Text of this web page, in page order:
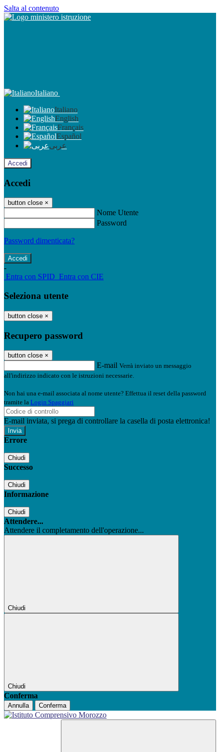
Salta al contenuto
Italiano
Italiano
English
Français
Español
عربى
Accedi
Accedi
button close ×
Nome Utente
Password
Password dimenticata?
-
Entra con SPID Entra con CIE
Seleziona utente
button close ×
Recupero password
button close ×
E-mail Verrà inviato un messaggio
all'indirizzo indicato con le istruzioni necessarie.
Non hai una e-mail associata al nome utente? Effettua il reset della password
tramite la Login Spaggiari
E-mail inviata, si prega di controllare la casella di posta elettronica!
Errore
Chiudi
Successo
Chiudi
Informazione
Chiudi
Attendere...
Attendere il completamento dell'operazione...
Chiudi
Chiudi
Conferma
Annulla Conferma